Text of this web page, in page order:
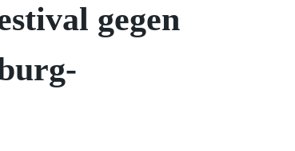
gegen